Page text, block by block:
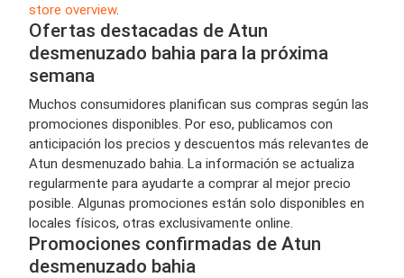
store overview.
Ofertas destacadas de Atun
desmenuzado bahia para la próxima
semana
Muchos consumidores planifican sus compras según las
promociones disponibles. Por eso, publicamos con
anticipación los precios y descuentos más relevantes de
Atun desmenuzado bahia. La información se actualiza
regularmente para ayudarte a comprar al mejor precio
posible. Algunas promociones están solo disponibles en
locales físicos, otras exclusivamente online.
Promociones confirmadas de Atun
desmenuzado bahia